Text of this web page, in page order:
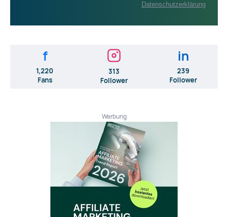
Datenschutzerklärung
f
1,220
Fans
313
Follower
in
239
Follower
Werbung